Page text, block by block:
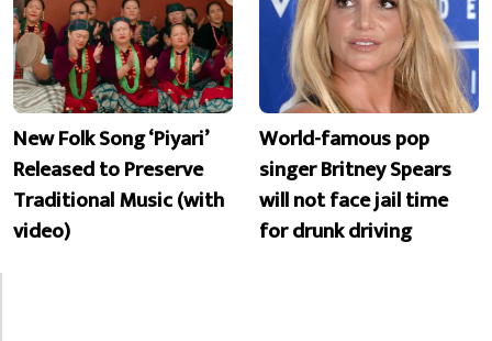
New Folk Song ‘Piyari’
Released to Preserve
Traditional Music (with
video)
World-famous pop
singer Britney Spears
will not face jail time
for drunk driving